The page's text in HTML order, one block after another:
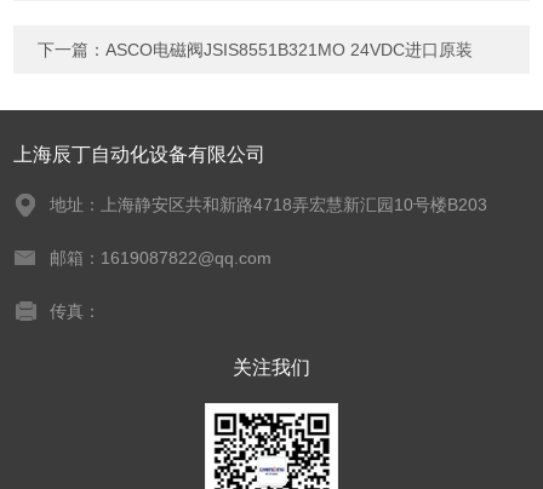
下一篇：ASCO电磁阀JSIS8551B321MO 24VDC进口原装
上海辰丁自动化设备有限公司
地址：上海静安区共和新路4718弄宏慧新汇园10号楼B203
邮箱：1619087822@qq.com
传真：
关注我们